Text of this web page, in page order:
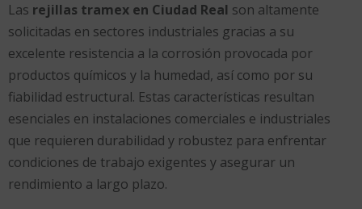
Las rejillas tramex en Ciudad Real son altamente
solicitadas en sectores industriales gracias a su
excelente resistencia a la corrosión provocada por
productos químicos y la humedad, así como por su
fiabilidad estructural. Estas características resultan
esenciales en instalaciones comerciales e industriales
que requieren durabilidad y robustez para enfrentar
condiciones de trabajo exigentes y asegurar un
rendimiento a largo plazo.